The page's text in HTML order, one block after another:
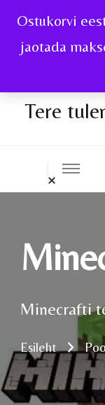
Ostukorvi
jaotada
Tere
Minecrafti
Esileht